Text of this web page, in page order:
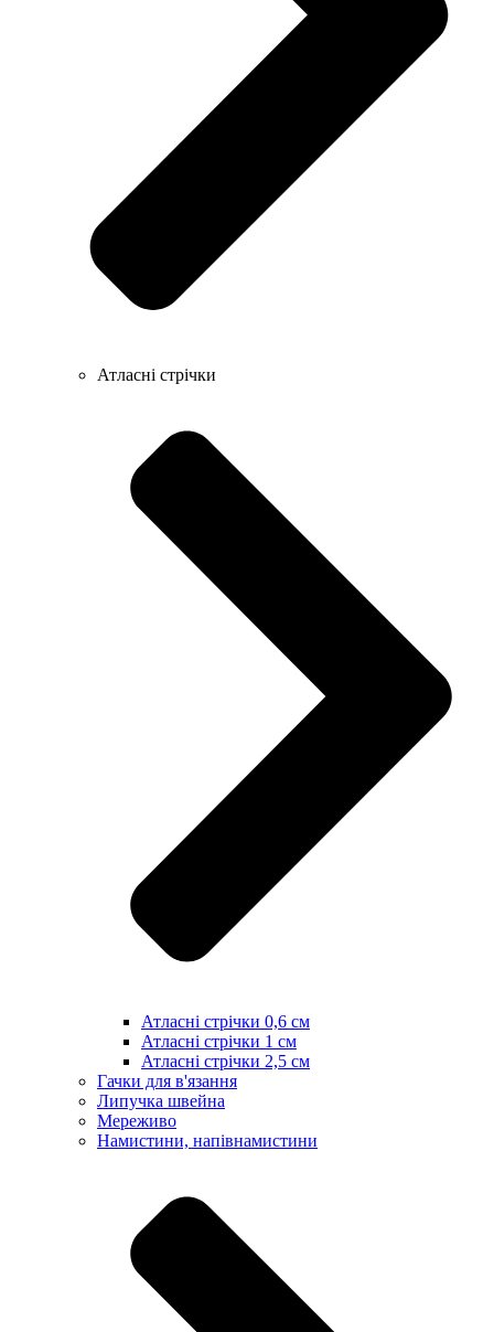
Атласні стрічки
Атласні стрічки 0,6 см
Атласні стрічки 1 см
Атласні стрічки 2,5 см
Гачки для в'язання
Липучка швейна
Мереживо
Намистини, напівнамистини